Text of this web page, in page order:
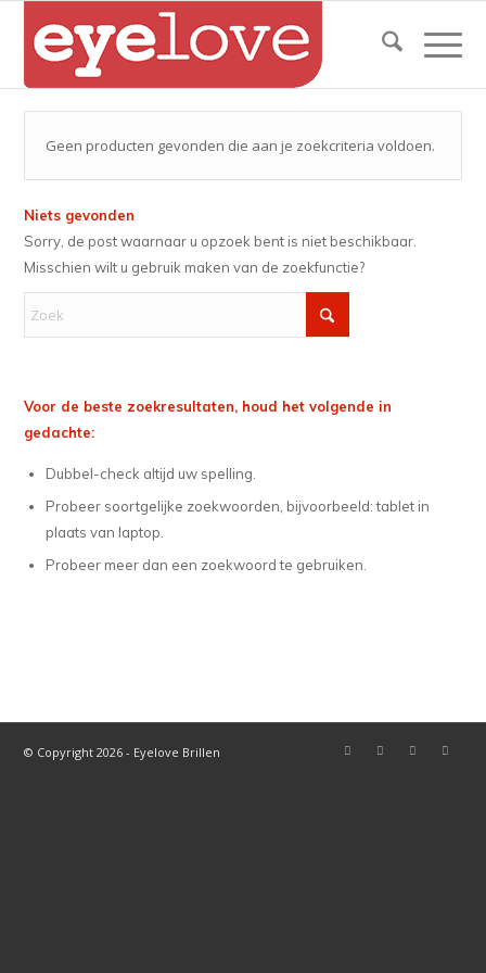
Geen producten gevonden die aan je zoekcriteria voldoen.
Niets gevonden
Sorry, de post waarnaar u opzoek bent is niet beschikbaar.
Misschien wilt u gebruik maken van de zoekfunctie?
Voor de beste zoekresultaten, houd het volgende in
gedachte:
Dubbel-check altijd uw spelling.
Probeer soortgelijke zoekwoorden, bijvoorbeeld: tablet in
plaats van laptop.
Probeer meer dan een zoekwoord te gebruiken.
© Copyright 2026 - Eyelove Brillen